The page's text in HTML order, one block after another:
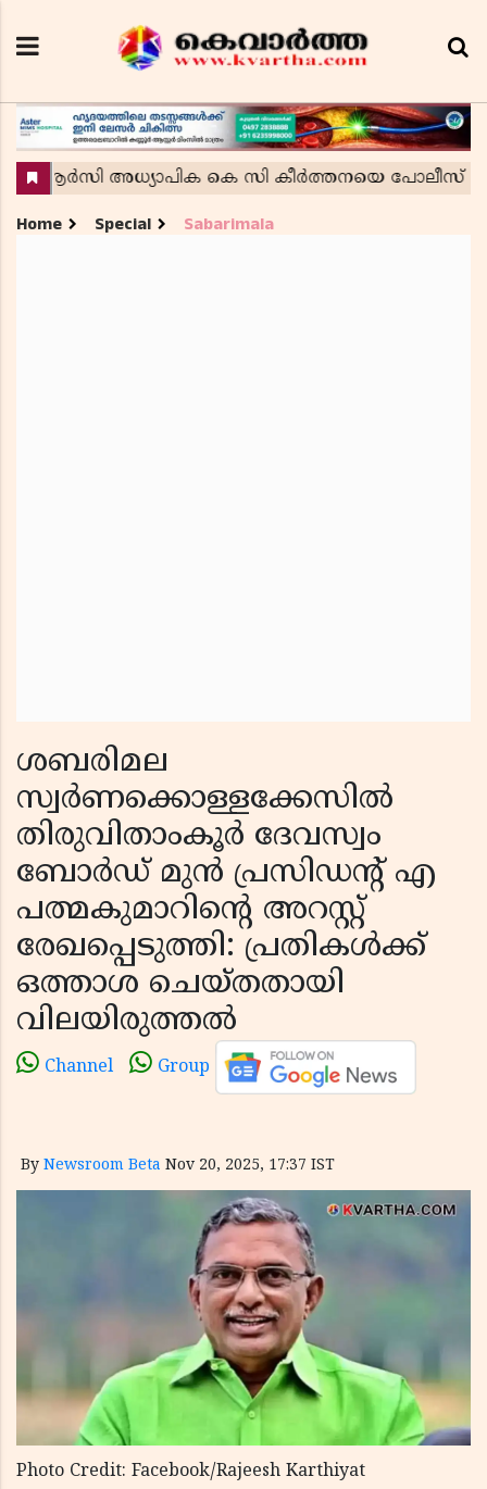
Home Special Sabarimala
ശബരിമല
സ്വർണക്കൊള്ളക്കേസിൽ
തിരുവിതാംകൂർ ദേവസ്വം
ബോർഡ് മുൻ പ്രസിഡൻ്റ് എ
പത്മകുമാറിൻ്റെ അറസ്റ്റ്
രേഖപ്പെടുത്തി: പ്രതികൾക്ക്
ഒത്താശ ചെയ്തതായി
വിലയിരുത്തൽ
Channel Group
By Newsroom Beta Nov 20, 2025, 17:37 IST
Photo Credit: Facebook/Rajeesh Karthiyat